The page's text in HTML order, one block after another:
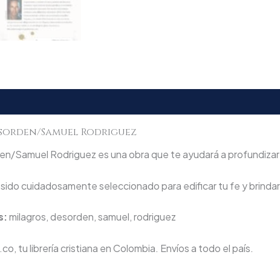
Samuel Rodriguez
Samuel Rodriguez es una obra que te ayudará a
cuidadosamente seleccionado para edificar tu fe y
milagros, desorden, samuel, rodriguez
tu librería cristiana en Colombia. Envíos a todo el país.